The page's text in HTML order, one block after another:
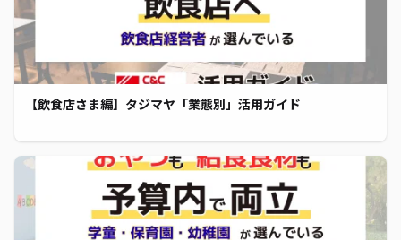
【飲食店さま編】タジマヤ「業態別」活用ガイド